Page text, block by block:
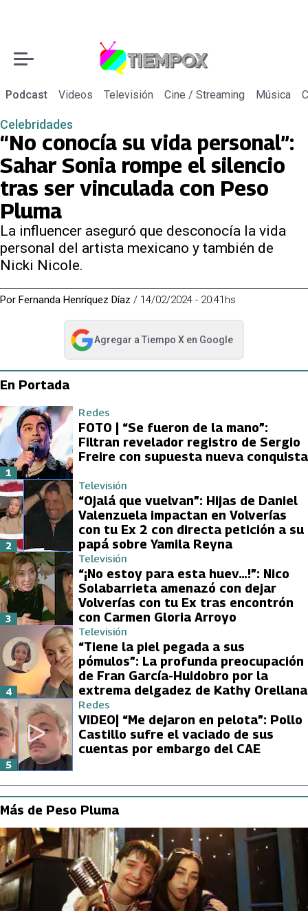
Podcast Videos Televisión Cine / Streaming Música
Celebridades
“No conocía su vida personal”:
Sahar Sonia rompe el silencio
tras ser vinculada con Peso
Pluma
La influencer aseguró que desconocía la vida
personal del artista mexicano y también de
Nicki Nicole.
Por Fernanda Henríquez Díaz / 14/02/2024 - 20:41hs
Agregar a Tiempo Xen Google
abre en nueva pestaña
En Portada
Redes
FOTO | “Se fueron de la mano”:
Filtran revelador registro de Sergio
Freire con supuesta nueva conquista
1
Televisión
“Ojalá que vuelvan”: Hijas de Daniel
Valenzuela impactan en Volverías
con tu Ex 2 con directa petición a su
papá sobre Yamila Reyna
2
Televisión
“¡No estoy para esta huev…!”: Nico
Solabarrieta amenazó con dejar
Volverías con tu Ex tras encontrón
con Carmen Gloria Arroyo
3
Televisión
“Tiene la piel pegada a sus
pómulos”: La profunda preocupación
de Fran García-Huidobro por la
extrema delgadez de Kathy Orellana
4
Redes
VIDEO| “Me dejaron en pelota”: Pollo
Castillo sufre el vaciado de sus
cuentas por embargo del CAE
5
Más de Peso Pluma